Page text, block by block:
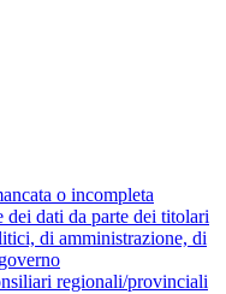
o incompleta
dei dati da parte dei titolari
di amministrazione, di
regionali/provinciali